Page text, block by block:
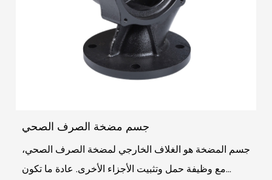
جسم مضخة الصرف الصحي
جسم المضخة هو الغلاف الخارجي لمضخة الصرف الصحي،
مع وظيفة حمل وتثبيت الأجزاء الأخرى. عادة ما تكون